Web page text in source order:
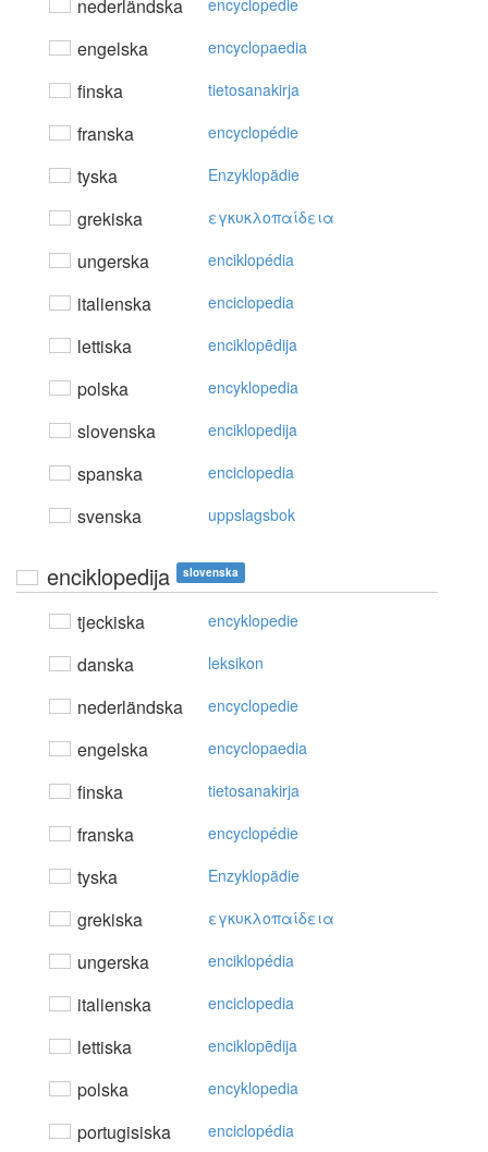
nederländska encyclopedie
engelska encyclopaedia
finska tietosanakirja
franska encyclopédie
tyska Enzyklopädie
grekiska εγκυκλoπαίδεια
ungerska enciklopédia
italienska enciclopedia
lettiska enciklopēdija
polska encyklopedia
slovenska enciklopedija
spanska enciclopedia
svenska uppslagsbok
enciklopedija slovenska
tjeckiska encyklopedie
danska leksikon
nederländska encyclopedie
engelska encyclopaedia
finska tietosanakirja
franska encyclopédie
tyska Enzyklopädie
grekiska εγκυκλoπαίδεια
ungerska enciklopédia
italienska enciclopedia
lettiska enciklopēdija
polska encyklopedia
portugisiska enciclopédia